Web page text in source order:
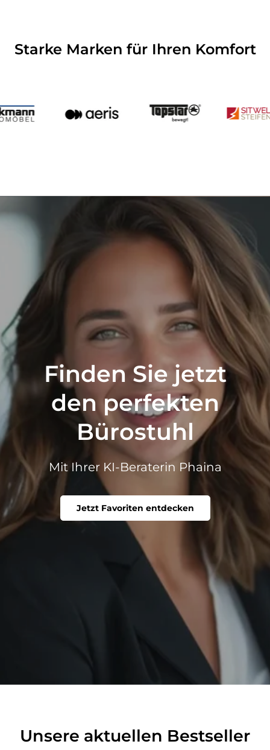
Starke Marken für Ihren Komfort
Finden Sie jetzt
den perfekten
Bürostuhl
Mit Ihrer KI-Beraterin Phaina
Jetzt Favoriten entdecken
Unsere aktuellen Bestseller